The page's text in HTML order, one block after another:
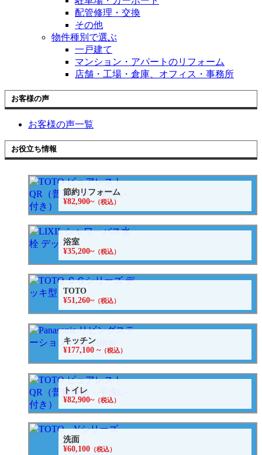
配管修理・交換
その他
物件種別で選ぶ
一戸建て
マンション・アパートのリフォーム
店舗・工場・倉庫、オフィス・事務所
お客様の声
お客様の声一覧
お役立ち情報
節約リフォーム
¥82,900~（税込）
浴室
¥35,200~（税込）
TOTO
¥51,260~（税込）
キッチン
¥177,100 ~（税込）
トイレ
¥82,900~（税込）
洗面
¥60,100 （税込）